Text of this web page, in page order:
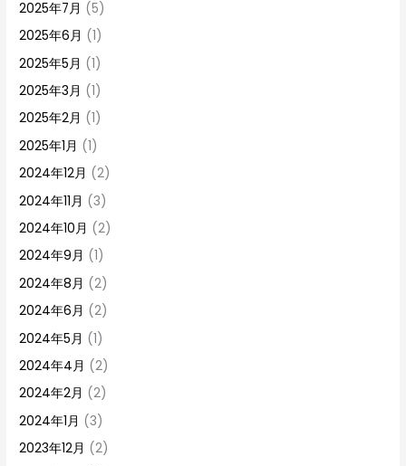
2025年7月 (5)
2025年6月 (1)
2025年5月 (1)
2025年3月 (1)
2025年2月 (1)
2025年1月 (1)
2024年12月 (2)
2024年11月 (3)
2024年10月 (2)
2024年9月 (1)
2024年8月 (2)
2024年6月 (2)
2024年5月 (1)
2024年4月 (2)
2024年2月 (2)
2024年1月 (3)
2023年12月 (2)